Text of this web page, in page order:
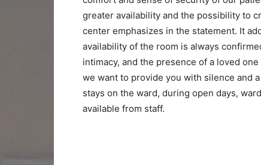
greater availability and the possibility to
center emphasizes in the statement. It
availability of the room is always
intimacy, and the presence of a loved
we want to provide you with silence and
stays on the ward, during open days,
available from staff.